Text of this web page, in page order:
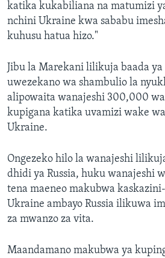
katika kukabiliana na matumizi
nchini Ukraine kwa sababu
kuhusu hatua hizo."
Jibu la Marekani lilikuja baada
uwezekano wa shambulio la
alipowaita wanajeshi 300,000
kupigana katika uvamizi wake
Ukraine.
Ongezeko hilo la wanajeshi
dhidi ya Russia, huku wanajeshi
tena maeneo makubwa
Ukraine ambayo Russia ilikuwa
za mwanzo za vita.
Maandamano makubwa ya